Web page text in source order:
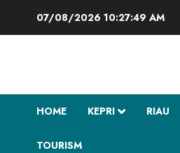
07/08/2026 10:27:50 AM
HOME KEPRI RIAU
TOURISM